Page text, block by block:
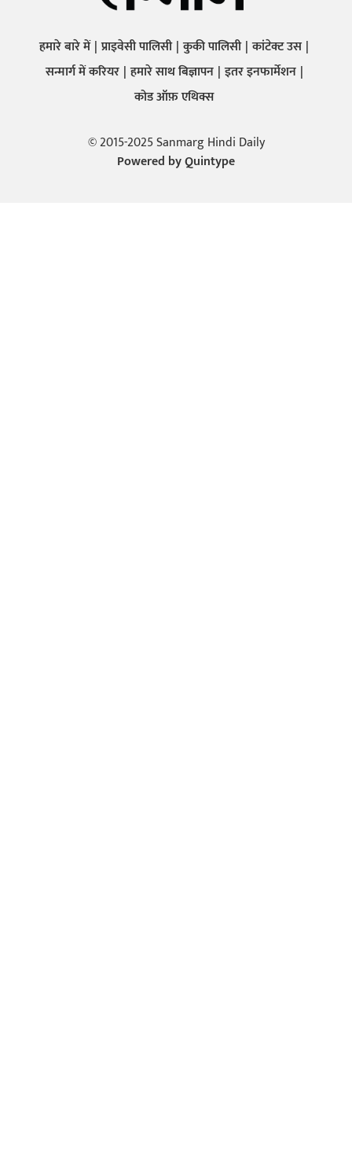
हमारे बारे में प्राइवेसी पालिसी कुकी पालिसी कांटेक्ट उस
सन्मार्ग में करियर हमारे साथ बिज्ञापन इतर इनफार्मेशन
कोड ऑफ़ एथिक्स
© 2015-2025 Sanmarg Hindi Daily
Powered byQuintype